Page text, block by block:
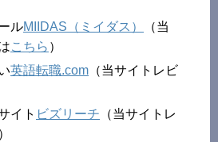
ルMIIDAS（ミイダス）
（当
こちら ）
英語転職.com （当サイトレビ
イト ビズリーチ （当サイトレ
）